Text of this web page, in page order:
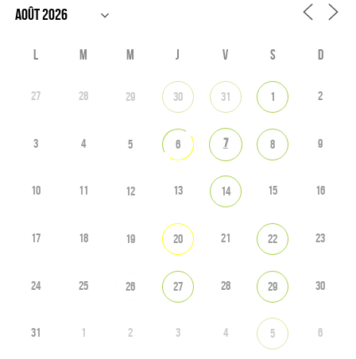
L M M J V S D
27 28 29 30 31 1 2
3 4 5 6 7 8 9
10 11 12 13 14 15 16
17 18 19 20 21 22 23
24 25 26 27 28 29 30
31 1 2 3 4 5 6